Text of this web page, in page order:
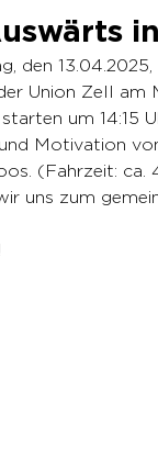
den
Union Zell am
um 14:15
Motivation
(Fahrzeit:
uns zum